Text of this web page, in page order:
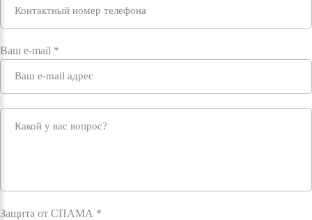
Ваш e-mail *
Защита от СПАМА *